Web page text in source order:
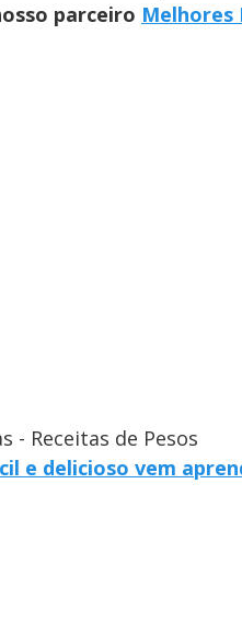
parceiro Melhores
- Receitas de Pesos
e delicioso vem